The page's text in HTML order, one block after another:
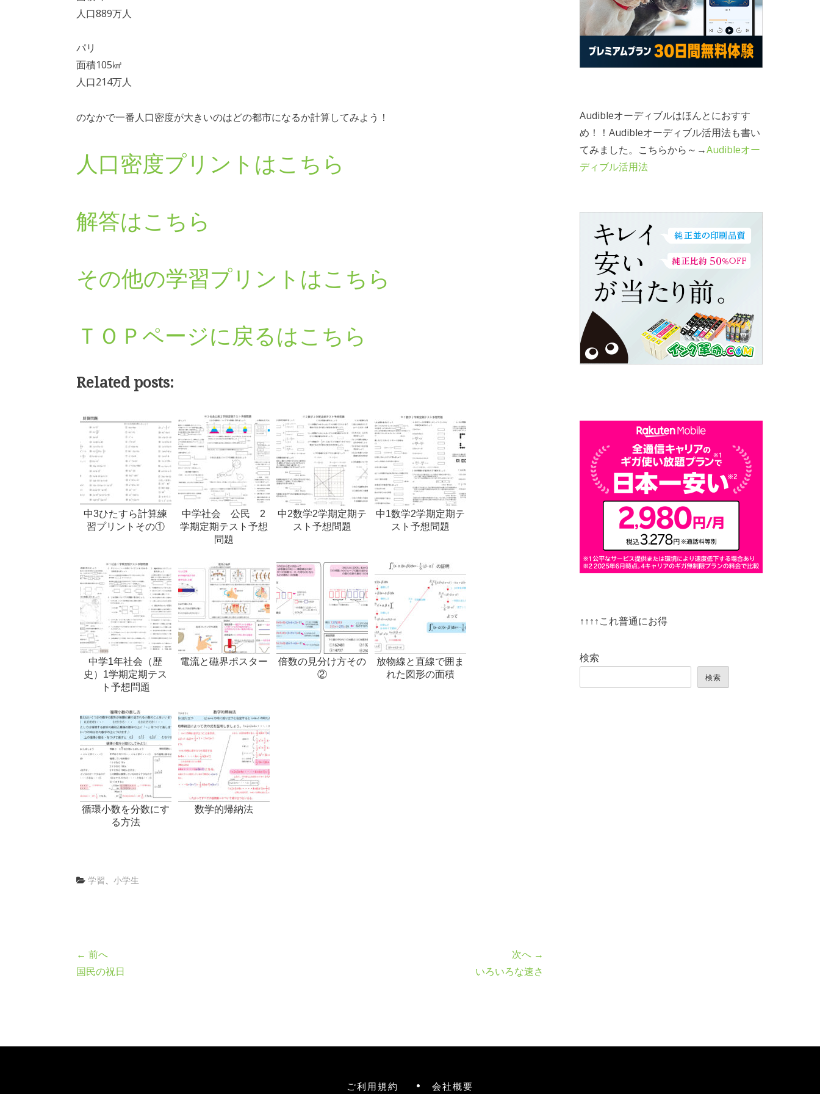
人口889万人
パリ
面積105㎢
人口214万人
のなかで一番人口密度が大きいのはどの都市になるか計算してみよう！
人口密度プリントはこちら
解答はこちら
その他の学習プリントはこちら
ＴＯＰページに戻るはこちら
Related posts:
中3ひたすら計算練
習プリントその①
中学社会 公民 2
学期定期テスト予想
問題
中2数学2学期定期テ
スト予想問題
中1数学2学期定期テ
スト予想問題
中学1年社会（歴
史）1学期定期テス
ト予想問題
電流と磁界ポスター
倍数の見分け方その
②
放物線と直線で囲ま
れた図形の面積
循環小数を分数にす
る方法
数学的帰納法
学習、 小学生
← 前へ
国民の祝日
次へ →
いろいろな速さ
Audibleオーディブルはほんとにおすす
め！！Audibleオーディブル活用法も書い
てみました。こちらから～→Audibleオー
ディブル活用法
↑↑↑↑これ普通にお得
検索
検索
ご利用規約 会社概要